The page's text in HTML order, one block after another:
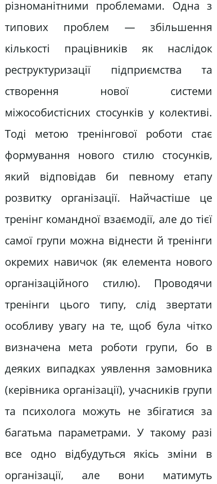
різноманітними проблемами. Одна з
типових проблем — збільшення
кількості працівників як наслідок
реструктуризації підприємства та
створення нової системи
міжособистісних стосунків у колективі.
Тоді метою тренінгової роботи стає
формування нового стилю стосунків,
який відповідав би певному етапу
розвитку організації. Найчастіше це
тренінг командної взаємодії, але до тієї
самої групи можна віднести й тренінги
окремих навичок (як елемента нового
організаційного стилю). Проводячи
тренінги цього типу, слід звертати
особливу увагу на те, щоб була чітко
визначена мета роботи групи, бо в
деяких випадках уявлення замовника
(керівника організації), учасників групи
та психолога можуть не збігатися за
багатьма параметрами. У такому разі
все одно відбудуться якісь зміни в
організації, але вони матимуть